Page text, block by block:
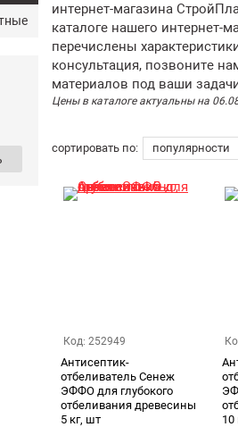
интернет-магазина
каталоге нашего интернет-
перечислены
консультация, позвоните
материалов под ваши
Цены в каталоге актуальны на
сортировать по:
Код: 252949
Антисептик-
отбеливатель Сенеж
ЭФФО для глубокого
отбеливания древесины
5 кг, шт
10